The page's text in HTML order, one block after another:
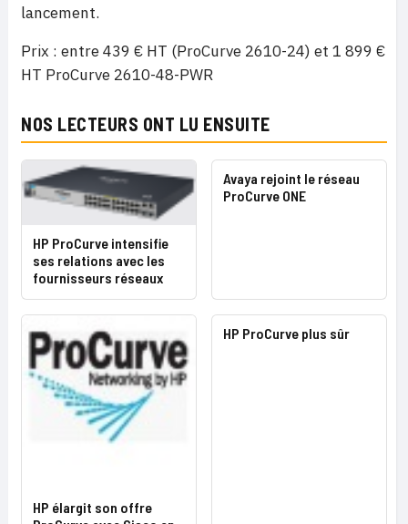
lancement.
Prix : entre 439 € HT (ProCurve 2610-24) et 1 899 €
HT ProCurve 2610-48-PWR
NOS LECTEURS ONT LU ENSUITE
HP ProCurve intensifie
ses relations avec les
fournisseurs réseaux
Avaya rejoint le réseau
ProCurve ONE
HP élargit son offre
HP ProCurve plus sûr